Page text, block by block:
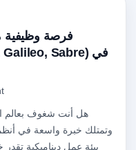
فرصة وظيفية
وتمتلك خبرة واسعة في
بيئة عمل ديناميكية